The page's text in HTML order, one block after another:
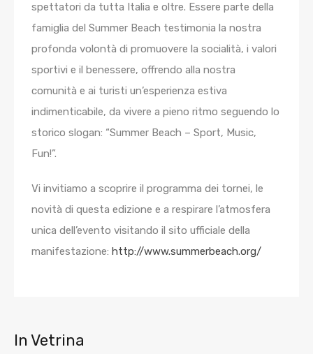
spettatori da tutta Italia e oltre. Essere parte della
famiglia del Summer Beach testimonia la nostra
profonda volontà di promuovere la socialità, i valori
sportivi e il benessere, offrendo alla nostra
comunità e ai turisti un’esperienza estiva
indimenticabile, da vivere a pieno ritmo seguendo lo
storico slogan: “Summer Beach – Sport, Music,
Fun!”.
Vi invitiamo a scoprire il programma dei tornei, le
novità di questa edizione e a respirare l’atmosfera
unica dell’evento visitando il sito ufficiale della
manifestazione: http://www.summerbeach.org/
In Vetrina